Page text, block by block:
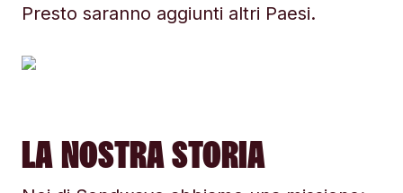
Presto saranno aggiunti altri Paesi.
LA NOSTRA STORIA